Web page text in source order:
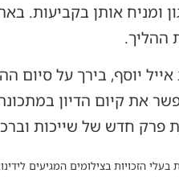
ומניח אותן בקביעות.
ההליך.
יוסף, בירך על סיום
את קיום הדיון
פרק חדש של שייכות
הזכויות בצילומים המגיעים